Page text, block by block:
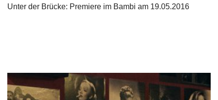
Unter der Brücke: Premiere im Bambi am 19.05.2016